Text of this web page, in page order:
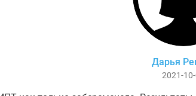
Дарья
2021-